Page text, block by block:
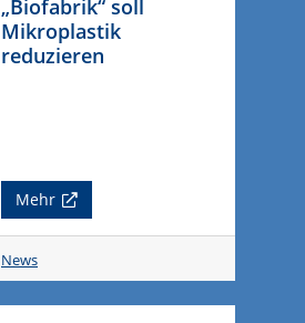
„Biofabrik“ soll
Mikroplastik
reduzieren
Mehr
News